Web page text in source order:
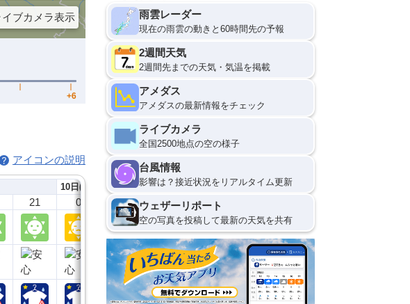
アイコンの説明
21
10日(月)
0
雨雲レーダー
現在の雨雲の動きと60時間先の予報
2週間天気
2週間先までの天気・気温を掲載
アメダス
アメダスの最新情報をチェック
ライブカメラ
全国2500地点の空の様子
台風情報
影響は？接近状況をリアルタイム更新
ウェザーリポート
空の写真を投稿して最新の天気を共有